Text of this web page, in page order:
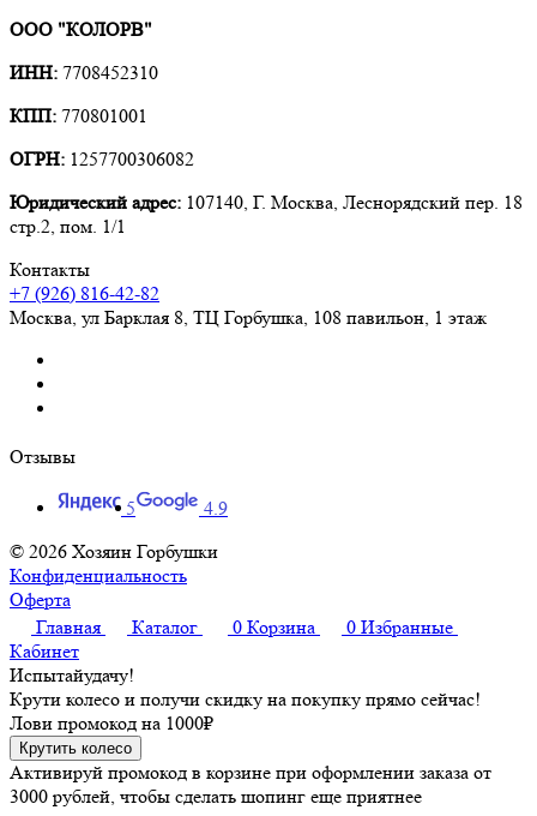
ООО "КОЛОРВ"
ИНН: 7708452310
КПП: 770801001
ОГРН: 1257700306082
Юридический адрес: 107140, Г. Москва, Леснорядский пер. 18
стр.2, пом. 1/1
Контакты
+7 (926) 816-42-82
Москва, ул Барклая 8, ТЦ Горбушка, 108 павильон, 1 этаж
Отзывы
5
4.9
© 2026 Хозяин Горбушки
Конфиденциальность
Оферта
Главная
Каталог 0 Корзина 0 Избранные
Кабинет
Испытайудачу!
Крути колесо и получи скидку на покупку прямо сейчас!
Лови промокод на 1000₽
Крутить колесо
Активируй промокод в корзине при оформлении заказа от
3000 рублей, чтобы сделать шопинг еще приятнее